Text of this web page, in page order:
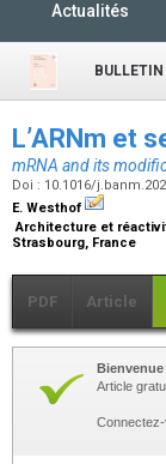
Actualités
L’ARNm et
mRNA and its
Doi : 10.1016/
E. Westhof
Architecture et
Strasbourg, France
PDF Article
Article